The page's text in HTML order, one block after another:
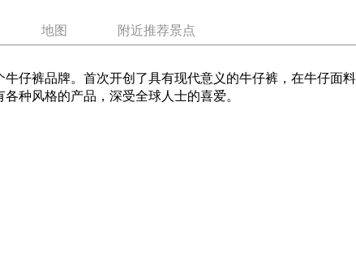
地图 附近推荐景点
牛仔裤品牌。首次开创了具有现代意义的牛仔裤，在牛仔面
种风格的产品，深受全球人士的喜爱。